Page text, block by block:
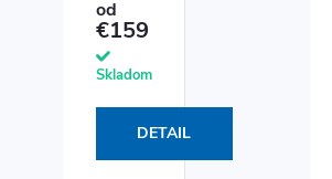
od
€159
Skladom
DETAIL